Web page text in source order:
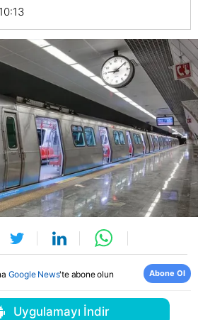
Google News'te abone olun Abone Ol
Uygulamayı İndir